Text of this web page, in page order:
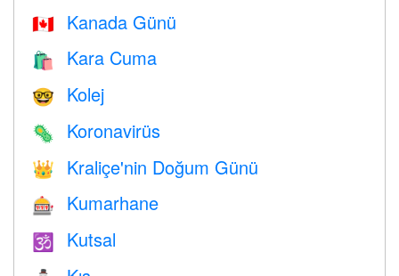
🇨🇦 Kanada Günü
🛍 Kara Cuma
🤓 Kolej
🦠 Koronavirüs
👑 Kraliçe'nin Doğum Günü
🎰 Kumarhane
🕉 Kutsal